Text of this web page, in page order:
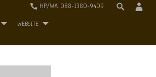
HP/WA 088-1380-9409
WEBSITE